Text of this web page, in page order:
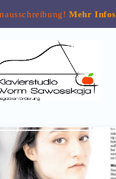
Mehr Infos